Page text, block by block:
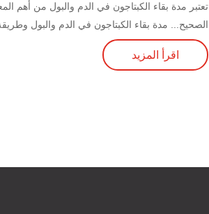
تعتبر مدة بقاء الكبتاجون في الدم والبول من أهم
الصحيح... مدة بقاء الكبتاجون في الدم والبول
اقرأ المزيد